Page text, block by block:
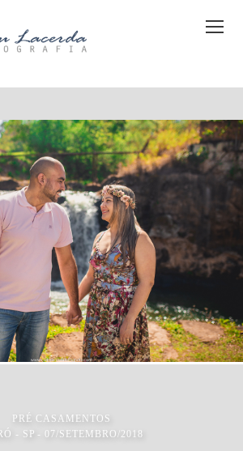
PRÉ CASAMENTOS
- SP
07/SETEMBRO/2018